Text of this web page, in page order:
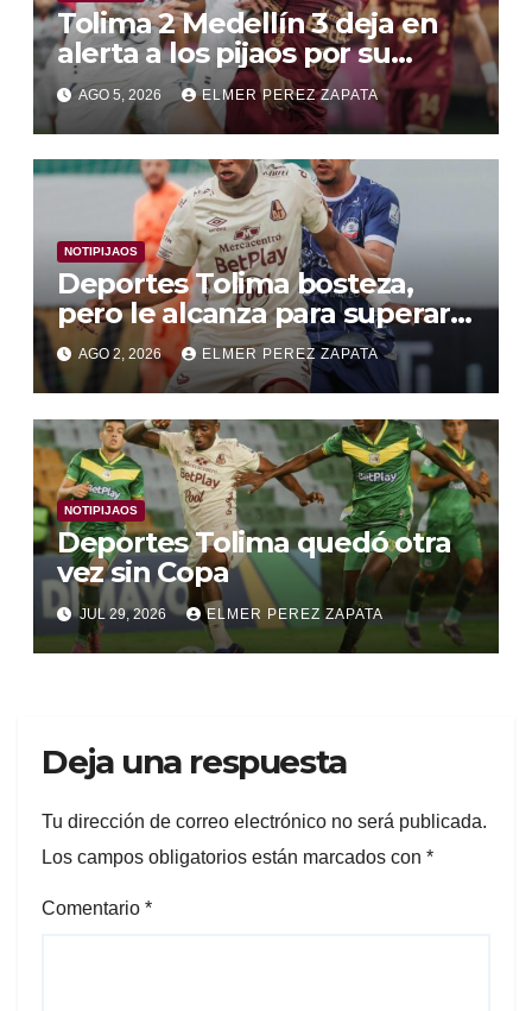
Tolima 2 Medellín 3 deja en
alerta a los pijaos por su
fútbol irregular
AGO 5, 2026 ELMER PEREZ ZAPATA
NOTIPIJAOS
Deportes Tolima bosteza,
pero le alcanza para superar a
Alianza Valledupar 2 A 1
AGO 2, 2026 ELMER PEREZ ZAPATA
NOTIPIJAOS
Deportes Tolima quedó otra
vez sin Copa
JUL 29, 2026 ELMER PEREZ ZAPATA
Deja una respuesta
Tu dirección de correo electrónico no será publicada.
Los campos obligatorios están marcados con *
Comentario *